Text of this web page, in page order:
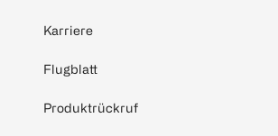
Karriere
Flugblatt
Produktrückruf